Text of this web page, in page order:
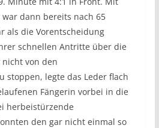
dann bereits nach 65
als die Vorentscheidung
schnellen Antritte über die
von den
stoppen, legte das Leder flach
Fängerin vorbei in die
herbeistürzende
den gar nicht einmal so